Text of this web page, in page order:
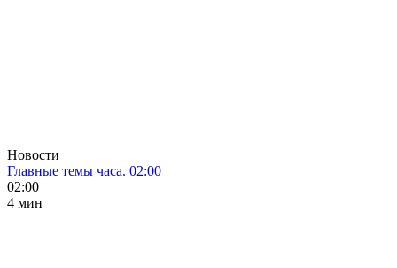
Новости
Главные темы часа. 02:00
02:00
4 мин